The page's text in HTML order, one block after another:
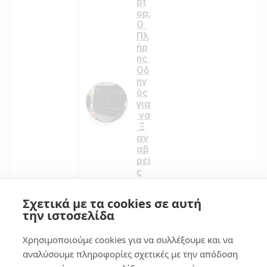
op;
Ο
Πλ
ήρ
ης
Οδ
ηγ
ός
για
να
Ξ
αν
αβ
ρεί
ς
κτ
υ
Σχετικά με τα cookies σε αυτή
την ιστοσελίδα
Χρησιμοποιούμε cookies για να συλλέξουμε και να
αναλύσουμε πληροφορίες σχετικές με την απόδοση